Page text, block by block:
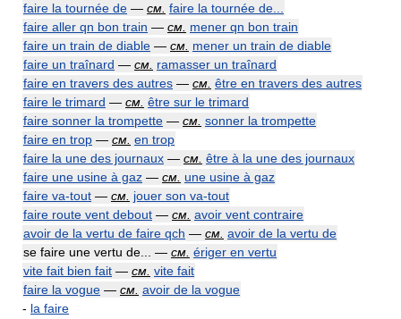
faire la tournée de — см. faire la tournée de...
faire aller qn bon train — см. mener qn bon train
faire un train de diable — см. mener un train de diable
faire un traînard — см. ramasser un traînard
faire en travers des autres — см. être en travers des autres
faire le trimard — см. être sur le trimard
faire sonner la trompette — см. sonner la trompette
faire en trop — см. en trop
faire la une des journaux — см. être à la une des journaux
faire une usine à gaz — см. une usine à gaz
faire va-tout — см. jouer son va-tout
faire route vent debout — см. avoir vent contraire
avoir de la vertu de faire qch — см. avoir de la vertu de
se faire une vertu de... — см. ériger en vertu
vite fait bien fait — см. vite fait
faire la vogue — см. avoir de la vogue
- la faire